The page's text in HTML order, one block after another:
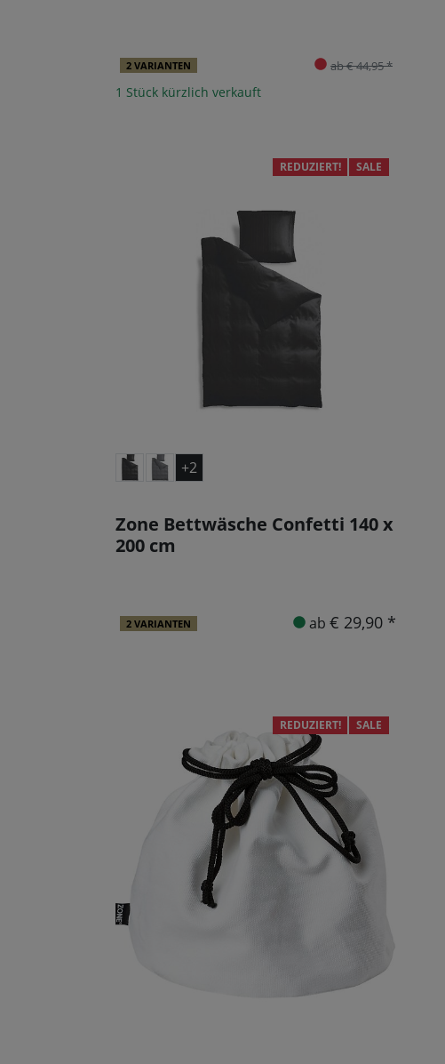
ab € 44,95 *
2 VARIANTEN
1 Stück kürzlich verkauft
REDUZIERT! SALE
+2
Zone Bettwäsche Confetti 140 x
200 cm
ab € 29,90 *
2 VARIANTEN
REDUZIERT! SALE